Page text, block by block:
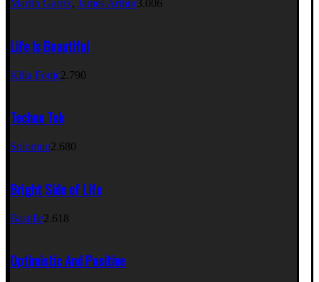
Martin Garrix, James Arthur3.006
Life Is Beautiful
Killa Fonic2.790
Techno Tek
Solomun2.680
Bright Side of Life
Bastille2.618
Optimistic And Positive